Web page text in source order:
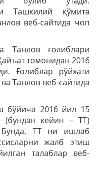
Ташкилий қўмита
веб-сайтида чоп
Танлов ғолиблари
томонидан 2016
Ғолиблар рўйхати
Танлов веб-сайтида
бўйича 2016 йил 15
(бундан кейин – ТТ)
ТТ ни ишлаб
жалб этиш
талаблар веб-